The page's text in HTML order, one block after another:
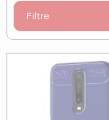
Filtre